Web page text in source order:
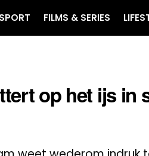
SPORT FILMS & SERIES
op het ijs in